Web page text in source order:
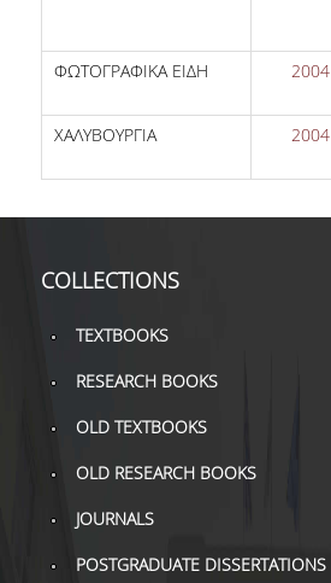
ΦΩΤΟΓΡΑΦΙΚΑ ΕΙΔΗ 2004
ΧΑΛΥΒΟΥΡΓΙΑ 2004
COLLECTIONS
TEXTBOOKS
RESEARCH BOOKS
OLD TEXTBOOKS
OLD RESEARCH BOOKS
JOURNALS
POSTGRADUATE DISSERTATIONS